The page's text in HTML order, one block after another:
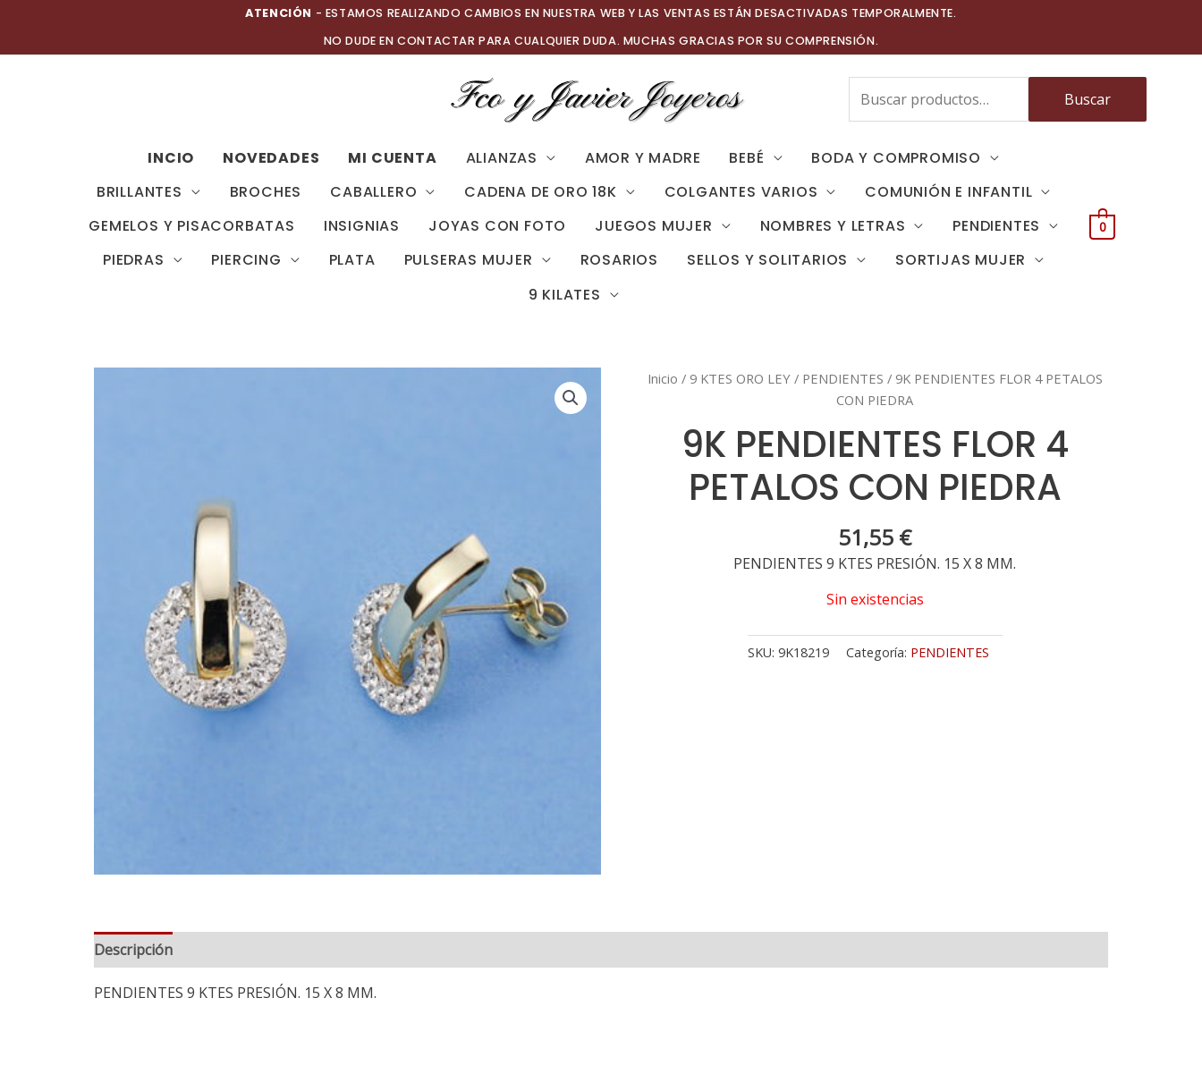
contenido
ATENCIÓN - ESTAMOS REALIZANDO CAMBIOS EN NUESTRA WEB Y LAS VENTAS ESTÁN DESACTIVADAS TEMPORALMENTE.
NO DUDE EN CONTACTAR PARA CUALQUIER DUDA. MUCHAS GRACIAS POR SU COMPRENSIÓN.
Buscar
por:
Buscar
INCIO NOVEDADES MI CUENTA ALIANZAS AMOR Y MADRE BEBÉ
BODA Y COMPROMISO
BRILLANTES
BROCHES CABALLERO CADENA DE ORO 18K COLGANTES VARIOS
COMUNIÓN E INFANTIL
GEMELOS Y PISACORBATAS
INSIGNIAS JOYAS CON FOTO JUEGOS MUJER NOMBRES Y LETRAS
PENDIENTES
PIEDRAS
PIERCING PLATA PULSERAS MUJER ROSARIOS SELLOS Y SOLITARIOS
SORTIJAS MUJER
9 KILATES
0
Inicio / 9 KTES ORO LEY/ PENDIENTES / 9K PENDIENTES FLOR 4 PETALOS
CON PIEDRA
9K PENDIENTES FLOR 4
PETALOS CON PIEDRA
51,55 €
PENDIENTES 9 KTES PRESIÓN. 15 X 8 MM.
Sin existencias
SKU: 9K18219 Categoría: PENDIENTES
Descripción
PENDIENTES 9 KTES PRESIÓN. 15 X 8 MM.